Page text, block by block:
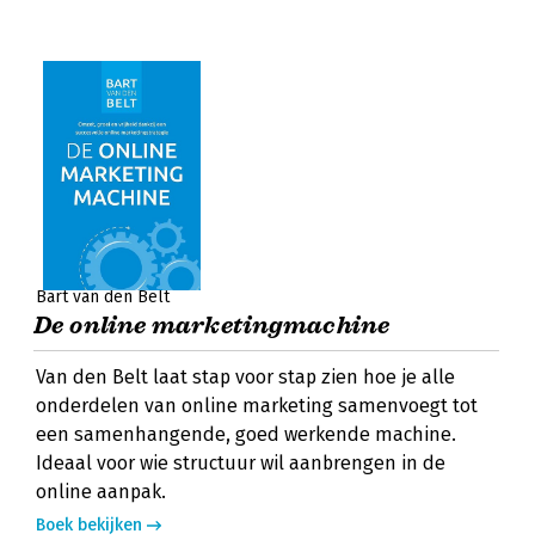
Bart van den Belt
De online marketingmachine
Van den Belt laat stap voor stap zien hoe je alle
onderdelen van online marketing samenvoegt tot
een samenhangende, goed werkende machine.
Ideaal voor wie structuur wil aanbrengen in de
online aanpak.
Boek bekijken